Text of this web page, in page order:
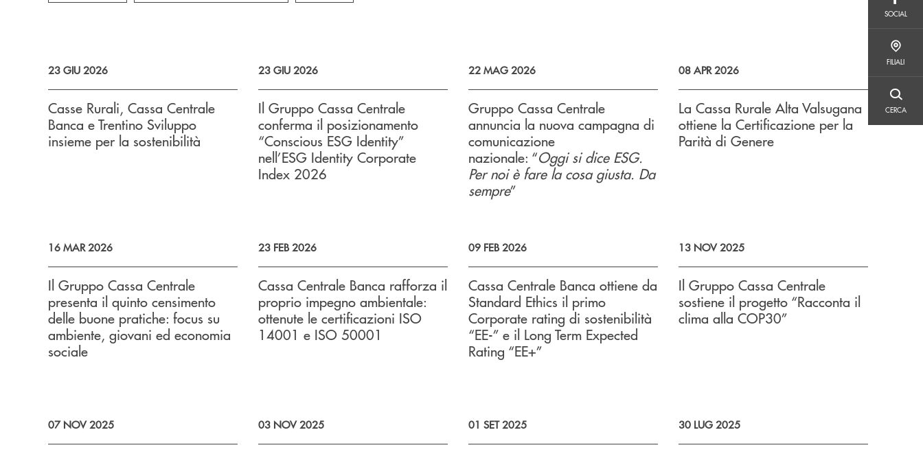
SOCIAL
FILIALI
CERCA
CERCA
23 GIU 2026
Casse Rurali, Cassa Centrale
Banca e Trentino Sviluppo
insieme per la sostenibilità
23 GIU 2026
Il Gruppo Cassa Centrale
conferma il posizionamento
“Conscious ESG Identity”
nell’ESG Identity Corporate
Index 2026
22 MAG 2026
Gruppo Cassa Centrale
annuncia la nuova campagna di
comunicazione
nazionale: “Oggi si dice ESG.
Per noi è fare la cosa giusta. Da
sempre”
08 APR 2026
La Cassa Rurale Alta Valsugana
ottiene la Certificazione per la
Parità di Genere
16 MAR 2026
Il Gruppo Cassa Centrale
presenta il quinto censimento
delle buone pratiche: focus su
ambiente, giovani ed economia
sociale
23 FEB 2026
Cassa Centrale Banca rafforza il
proprio impegno ambientale:
ottenute le certificazioni ISO
14001 e ISO 50001
09 FEB 2026
Cassa Centrale Banca ottiene da
Standard Ethics il primo
Corporate rating di sostenibilità
“EE-” e il Long Term Expected
Rating “EE+”
13 NOV 2025
Il Gruppo Cassa Centrale
sostiene il progetto “Racconta il
clima alla COP30”
07 NOV 2025 03 NOV 2025 01 SET 2025 30 LUG 2025